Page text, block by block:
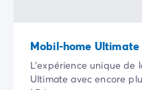
Mobil-home Ultimate
L’expérience unique de
Ultimate avec encore